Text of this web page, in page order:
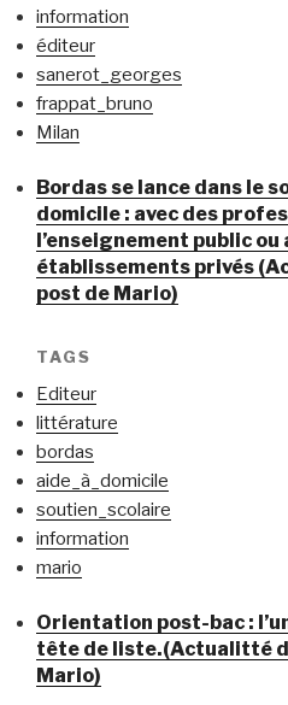
information
éditeur
sanerot_georges
frappat_bruno
Milan
Bordas se lance dans le
domicile : avec des
l’enseignement public
établissements privés
post de Mario)
TAGS
Editeur
littérature
bordas
aide_à_domicile
soutien_scolaire
information
mario
Orientation post-bac :
tête de liste.(Actualitté
Mario)